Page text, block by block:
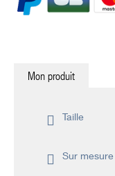
Mon produit
Taille
Sur mesure